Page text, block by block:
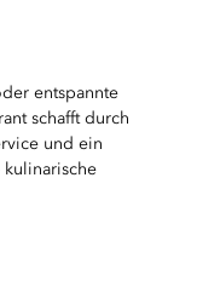
entspannte
schafft durch
und ein
kulinarische